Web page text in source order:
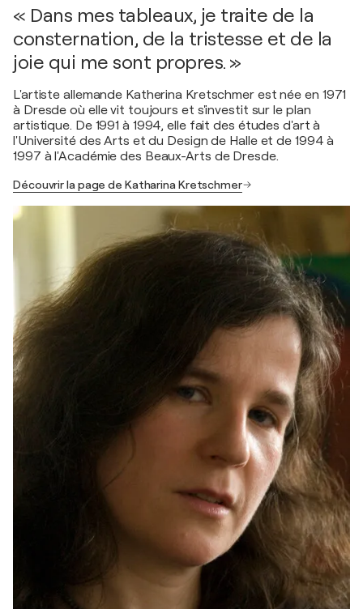
« Dans mes tableaux, je traite de la
consternation, de la tristesse et de la
joie qui me sont propres. »
L'artiste allemande Katherina Kretschmer est née en 1971
à Dresde où elle vit toujours et s'investit sur le plan
artistique. De 1991 à 1994, elle fait des études d'art à
l'Université des Arts et du Design de Halle et de 1994 à
1997 à l'Académie des Beaux-Arts de Dresde.
Découvrir la page de Katharina Kretschmer